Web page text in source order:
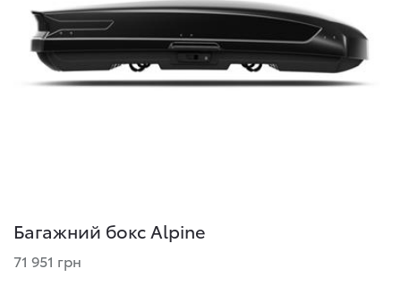
Багажний бокс Alpine
71 951 грн